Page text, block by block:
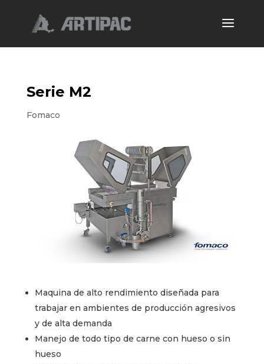
Serie M2
Fomaco
Maquina de alto rendimiento diseñada para
trabajar en ambientes de producción agresivos
y de alta demanda
Manejo de todo tipo de carne con hueso o sin
hueso